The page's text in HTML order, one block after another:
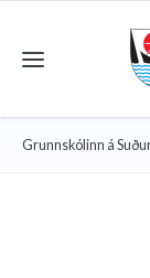
Toggle navigation
Grunnskólinn á